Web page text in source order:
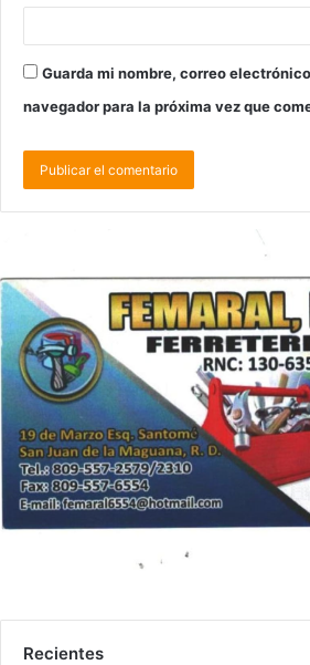
Guarda mi nombre, correo
navegador para la próxima vez que
Recientes